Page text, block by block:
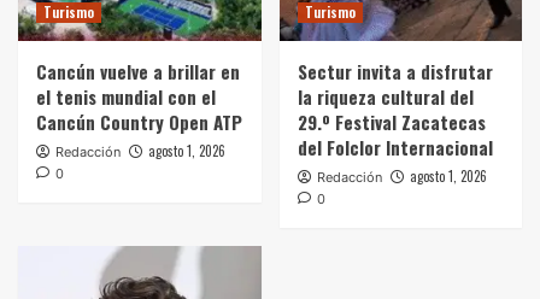
Turismo
Cancún vuelve a brillar en
el tenis mundial con el
Cancún Country Open ATP
Redacción agosto 1, 2026
0
Turismo
Sectur invita a disfrutar
la riqueza cultural del
29.º Festival Zacatecas
del Folclor Internacional
Redacción agosto 1, 2026
0